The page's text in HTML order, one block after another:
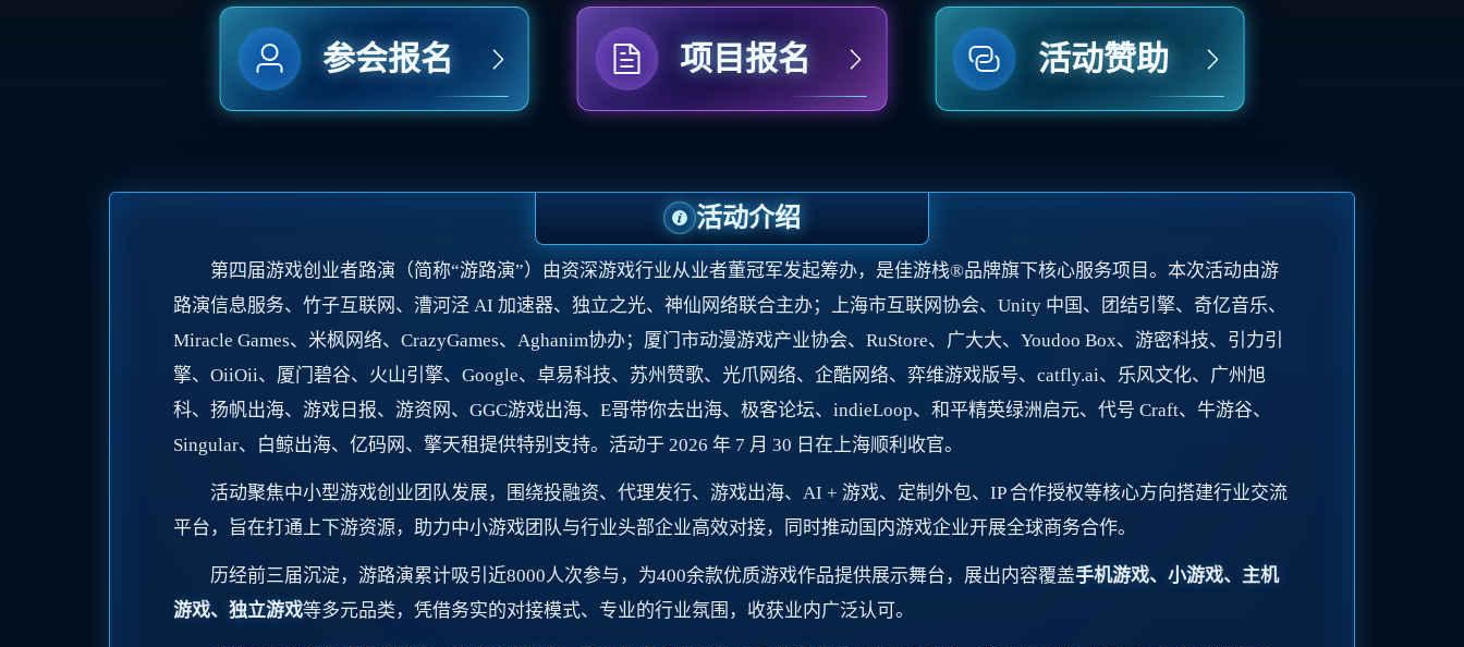
参会报名 项目报名 活动赞助
活动介绍
第四届游戏创业者路演（简称“游路演”）由资深游戏行业从业者董冠军发起筹办，是佳游栈®品牌旗下核心服务项目。本次活动由游
路演信息服务、竹子互联网、漕河泾 AI 加速器、独立之光、神仙网络联合主办；上海市互联网协会、Unity 中国、团结引擎、奇亿音乐、
Miracle Games、米枫网络、CrazyGames、Aghanim协办；厦门市动漫游戏产业协会、RuStore、广大大、Youdoo Box、游密科技、引力引
擎、OiiOii、厦门碧谷、火山引擎、Google、卓易科技、苏州赞歌、光爪网络、企酷网络、弈维游戏版号、catfly.ai、乐风文化、广州旭
科、扬帆出海、游戏日报、游资网、GGC游戏出海、E哥带你去出海、极客论坛、indieLoop、和平精英绿洲启元、代号 Craft、牛游谷、
Singular、白鲸出海、亿码网、擎天租提供特别支持。活动于 2026 年 7 月 30 日在上海顺利收官。
活动聚焦中小型游戏创业团队发展，围绕投融资、代理发行、游戏出海、AI + 游戏、定制外包、IP 合作授权等核心方向搭建行业交流
平台，旨在打通上下游资源，助力中小游戏团队与行业头部企业高效对接，同时推动国内游戏企业开展全球商务合作。
历经前三届沉淀，游路演累计吸引近8000人次参与，为400余款优质游戏作品提供展示舞台，展出内容覆盖手机游戏、小游戏、主机
游戏、独立游戏等多元品类，凭借务实的对接模式、专业的行业氛围，收获业内广泛认可。